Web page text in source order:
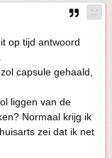
op tijd antwoord
capsule gehaald,
liggen van de
Normaal krijg ik
zei dat ik net